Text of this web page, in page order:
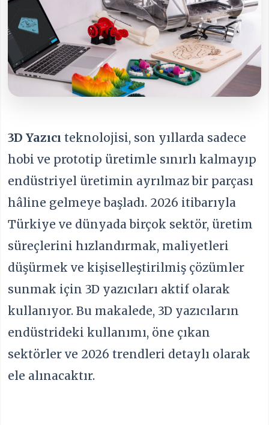
3D Yazıcı teknolojisi, son yıllarda sadece
hobi ve prototip üretimle sınırlı kalmayıp
endüstriyel üretimin ayrılmaz bir parçası
hâline gelmeye başladı. 2026 itibarıyla
Türkiye ve dünyada birçok sektör, üretim
süreçlerini hızlandırmak, maliyetleri
düşürmek ve kişiselleştirilmiş çözümler
sunmak için 3D yazıcıları aktif olarak
kullanıyor. Bu makalede, 3D yazıcıların
endüstrideki kullanımı, öne çıkan
sektörler ve 2026 trendleri detaylı olarak
ele alınacaktır.